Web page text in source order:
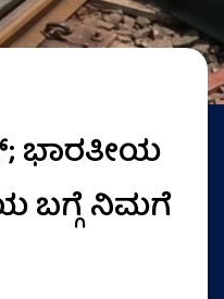
ಭಾರತೀಯ
ಬಗ್ಗೆ ನಿಮಗೆ